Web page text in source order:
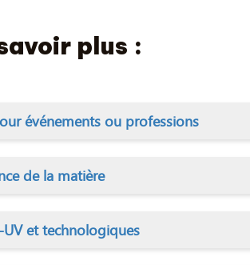
plus :
événements ou professions
de la matière
et technologiques